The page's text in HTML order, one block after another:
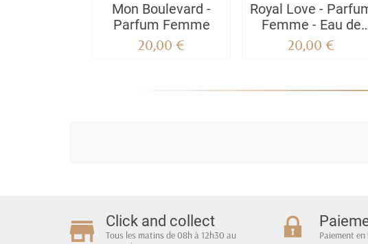
Mon Boulevard -
Parfum Femme
20,00 €
Royal Love -
Femme - Eau de
Parfum
20,00 €
Click and collect
Tous les matins de 08h à 12h30 au
Paiement